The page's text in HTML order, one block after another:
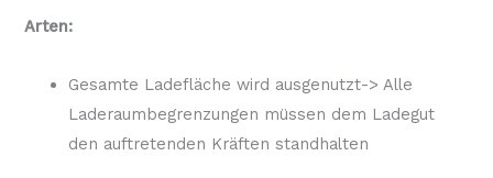
Arten:
Gesamte Ladefläche wird ausgenutzt-> Alle
Laderaumbegrenzungen müssen dem Ladegut
den auftretenden Kräften standhalten